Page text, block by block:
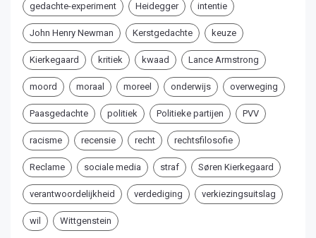
gedachte-experiment Heidegger intentie
John Henry Newman Kerstgedachte keuze
Kierkegaard kritiek kwaad Lance Armstrong
moord moraal moreel onderwijs overweging
Paasgedachte politiek Politieke partijen PVV
racisme recensie recht rechtsfilosofie
Reclame sociale media straf Søren Kierkegaard
verantwoordelijkheid verdediging verkiezingsuitslag
wil Wittgenstein